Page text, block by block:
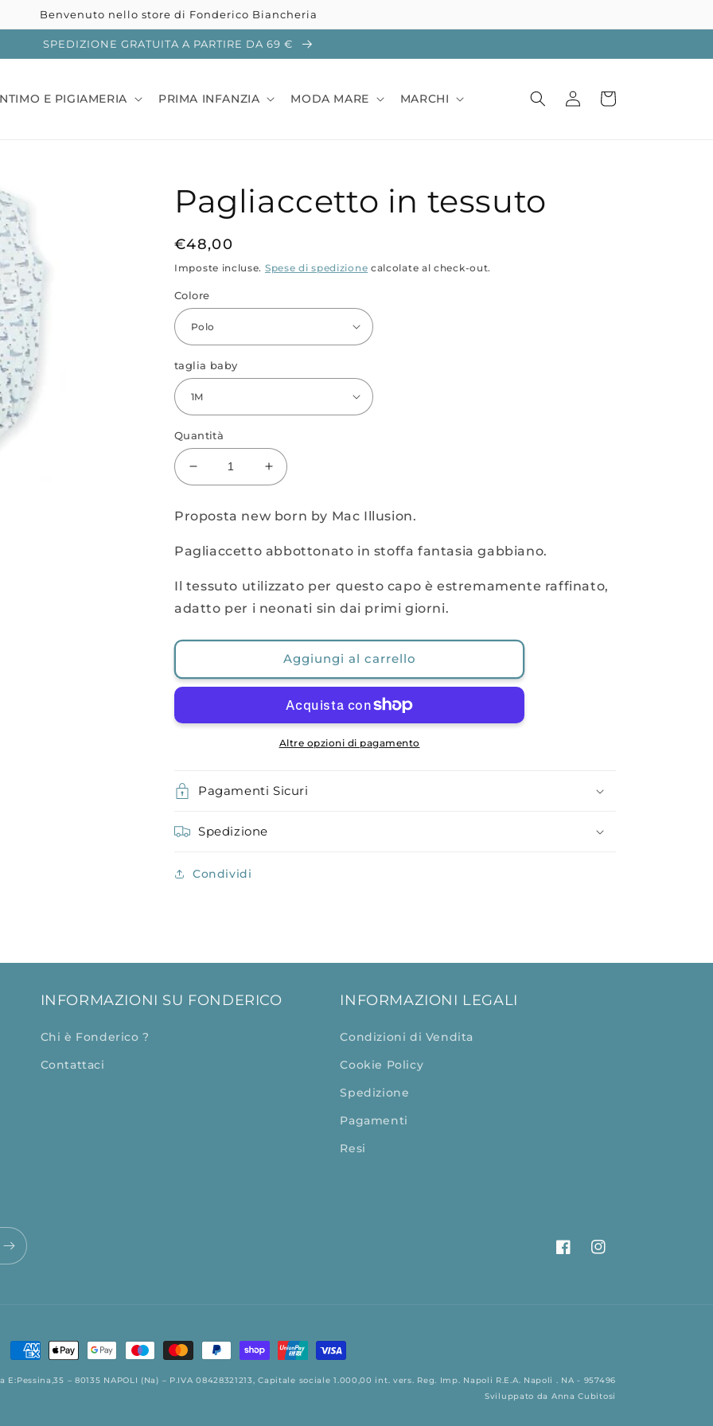
Benvenuto nello store di Fonderico Biancheria
SPEDIZIONE GRATUITA A PARTIRE DA 69 €
E PIGIAMERIA PRIMA INFANZIA MODA MARE MARCHI Accedi Carrello
Pagliaccetto in tessuto
Prezzo
di
listino
€48,00
Imposte incluse. Spese di spedizione calcolate al check-out.
Colore
taglia baby
Quantità
Diminuisci
quantità
Pagliaccetto
tessuto
Aumenta
quantità
Pagliaccetto
tessuto
Proposta new born by Mac Illusion.
Pagliaccetto abbottonato in stoffa fantasia gabbiano.
Il tessuto utilizzato per questo capo è estremamente raffinato,
adatto per i neonati sin dai primi giorni.
Aggiungi al carrello
Altre opzioni di pagamento
Pagamenti Sicuri
Spedizione
Condividi
INFORMAZIONI SU FONDERICO
Chi è Fonderico ?
Contattaci
INFORMAZIONI LEGALI
Condizioni di Vendita
Cookie Policy
Spedizione
Pagamenti
Resi
FacebookInstagram
Metodi
– 80135 NAPOLI (Na) – P.IVA 08428321213, Capitale sociale 1.000,00 int. vers. Reg. Imp. Napoli R.E.A. Napoli . NA - 957496
Sviluppato da Anna Cubitosi